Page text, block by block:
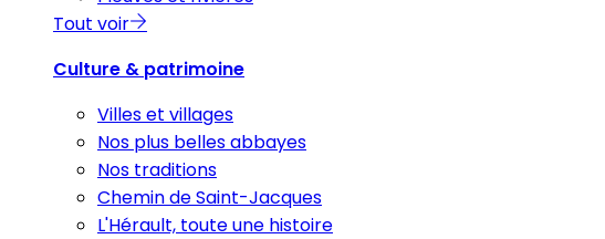
Tout voir
Culture & patrimoine
Villes et villages
Nos plus belles abbayes
Nos traditions
Chemin de Saint-Jacques
L'Hérault, toute une histoire